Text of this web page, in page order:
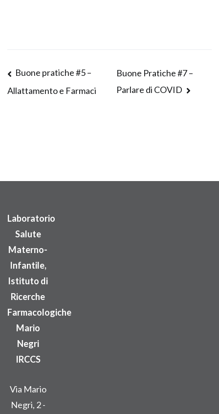
Buone pratiche #5 –
Allattamento e Farmaci
Buone Pratiche #7 –
Parlare di COVID
Laboratorio
Salute
Materno-
Infantile,
Istituto di
Ricerche
Farmacologiche
Mario
Negri
IRCCS
Via Mario
Negri, 2 -